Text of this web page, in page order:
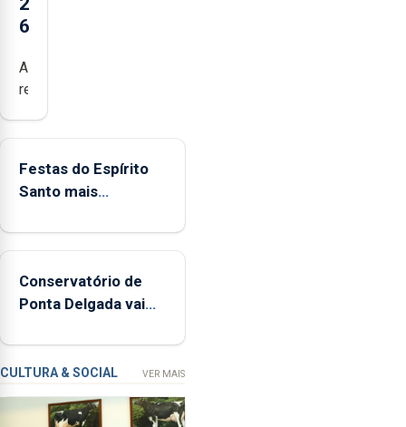
6
Açores
registaram
mais
ocorrências
e
inspeções
relacionadas
a
apanha
ilegal
Festas do Espírito
Santo mais
Conservatório de
Ponta Delgada vai
instrumentos
CULTURA & SOCIAL VER MAIS